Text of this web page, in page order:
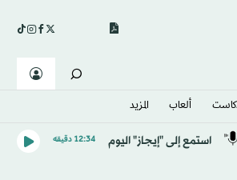
ألعاب المزيد
استمع إلى "إيجاز" اليوم 12:34 دقيقه